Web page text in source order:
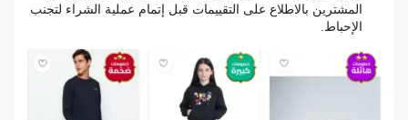
المشترين بالاطلاع على التقييمات قبل إتمام عملية الشراء لتجنب
الإحباط.